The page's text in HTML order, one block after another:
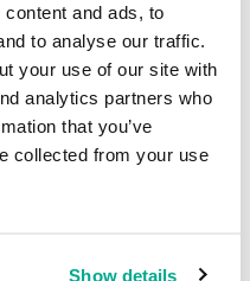
and ads, to
to analyse our traffic.
your use of our site with
analytics partners who
that you’ve
collected from your use
Show details
el 16% del total de
conocida como
Viene en un mensaje
sitio falso que imita el de
pago online en el que se le
de usuario y su contraseña.